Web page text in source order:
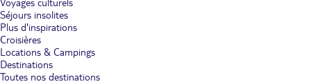
Voyages culturels
Séjours insolites
Plus d'inspirations
Croisières
Locations & Campings
Destinations
Toutes nos destinations